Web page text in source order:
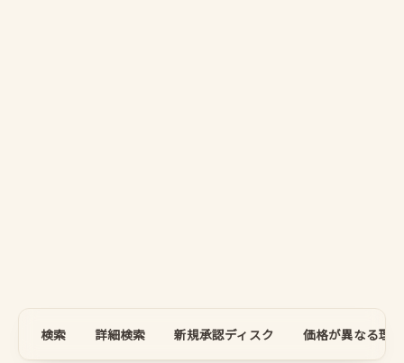
検索 詳細検索 新規承認ディスク 価格が異なる理由